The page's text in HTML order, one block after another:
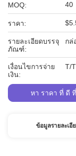
MOQ: 40
ราคา:
รายละเอียดบรรจุ
ภัณฑ์:
กล่
เงื่อนไขการจ่าย
เงิน:
T/T
หา ราคา ที่ ดี
ข้อมูลรายละเอี